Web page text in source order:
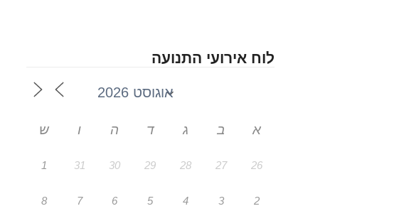
לוח אירועי התנועה
א ב ג ד ה ו ש
26
27
28
29
30
31
1
2
3
4
5
6
7
8